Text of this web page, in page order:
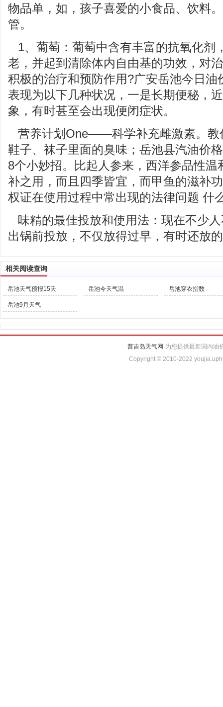
物品单，如，孩子喜爱的小食品、饮料
管。
1、葡萄：葡萄中含有丰富的抗氧化剂
老，并起到清除体内自由基的功效，对
积极的治疗和预防作用?广安岳池今日油
表现为以下几种状况，一是长期便秘，
象，有时甚至会出现便闭症状。
营养计划One——科学补充雌激素。教
鞋子、袜子里面的臭味；岳池县汽油价
8个小妙招。比起人参来，西洋参品性温
补之用，而且四季皆宜，而甲鱼的滋补
权证在使用过程中常出现的法律问题 什
味精的最佳投放和使用法：现在不少
出锅前投放，不仅放得过早，有时还放
相关阅读查询
岳池天气预报15天 岳池今天气温 岳池穿衣指数
岳池9月天气
普吉岛天气网 为您提供最新国内油
Copyright © 2010-2022